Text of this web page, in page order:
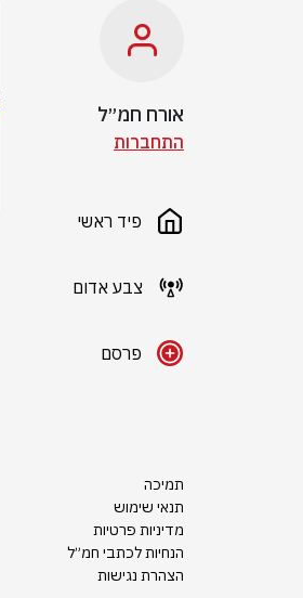
אורח חמ״ל
התחברות
פיד ראשי
צבע אדום
פרסם
תמיכה
תנאי שימוש
מדיניות פרטיות
הנחיות לכתבי חמ״ל
הצהרת נגישות